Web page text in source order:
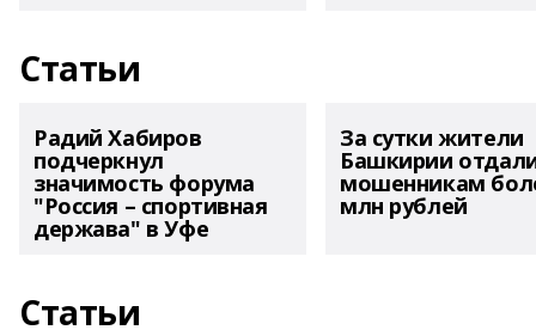
Статьи
Радий Хабиров
подчеркнул
значимость форума
"Россия – спортивная
держава" в Уфе
За сутки жители
Башкирии
мошенникам
млн рублей
Статьи